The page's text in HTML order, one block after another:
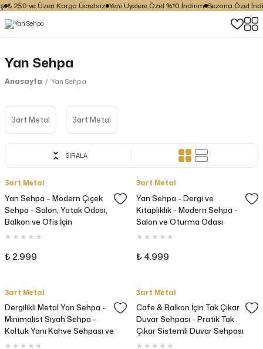
₺ 250 ve Üzeri Kargo Ücretsiz Yeni Üyelere Özel %10 İndirim Sezona Özel
Yan Sehpa
Anasayfa Yan Sehpa
3art Metal 3art Metal
SIRALA
3art Metal
Yan Sehpa – Modern Çiçek
Sehpa - Salon, Yatak Odası,
Balkon ve Ofis İçin
₺ 2.999
3art Metal
Yan Sehpa - Dergi ve
Kitaplıklık - Modern Sehpa -
Salon ve Oturma Odası
Dekorasyonu
₺ 4.999
3art Metal
Dergilikli Metal Yan Sehpa -
Minimalist Siyah Sehpa -
Koltuk Yanı Kahve Sehpası ve
Gazetelik
3art Metal
Cafe & Balkon İçin Tak Çıkar
Duvar Sehpası - Pratik Tak
Çıkar Sistemli Duvar Sehpası